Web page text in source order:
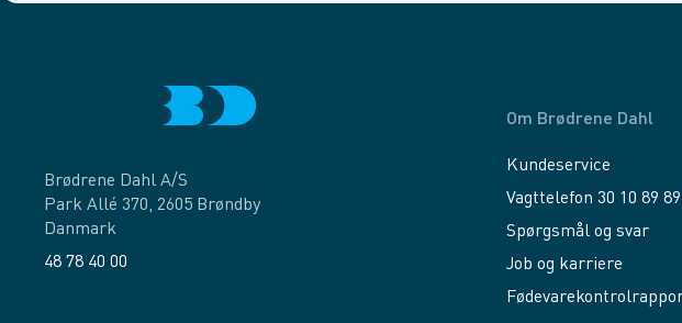
Brødrene Dahl A/S
Park Allé 370, 2605 Brøndby
Danmark
48 78 40 00
Om Brødrene Dahl
Kundeservice
Vagttelefon 30 10 89 89
Spørgsmål og svar
Job og karriere